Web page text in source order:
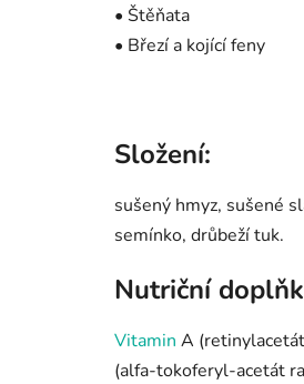
• Štěňata
• Březí a kojící feny
Složení:
sušený hmyz, sušené
semínko, drůbeží tuk.
Nutriční
Vitamin A
(alfa-tokoferyl-acetát